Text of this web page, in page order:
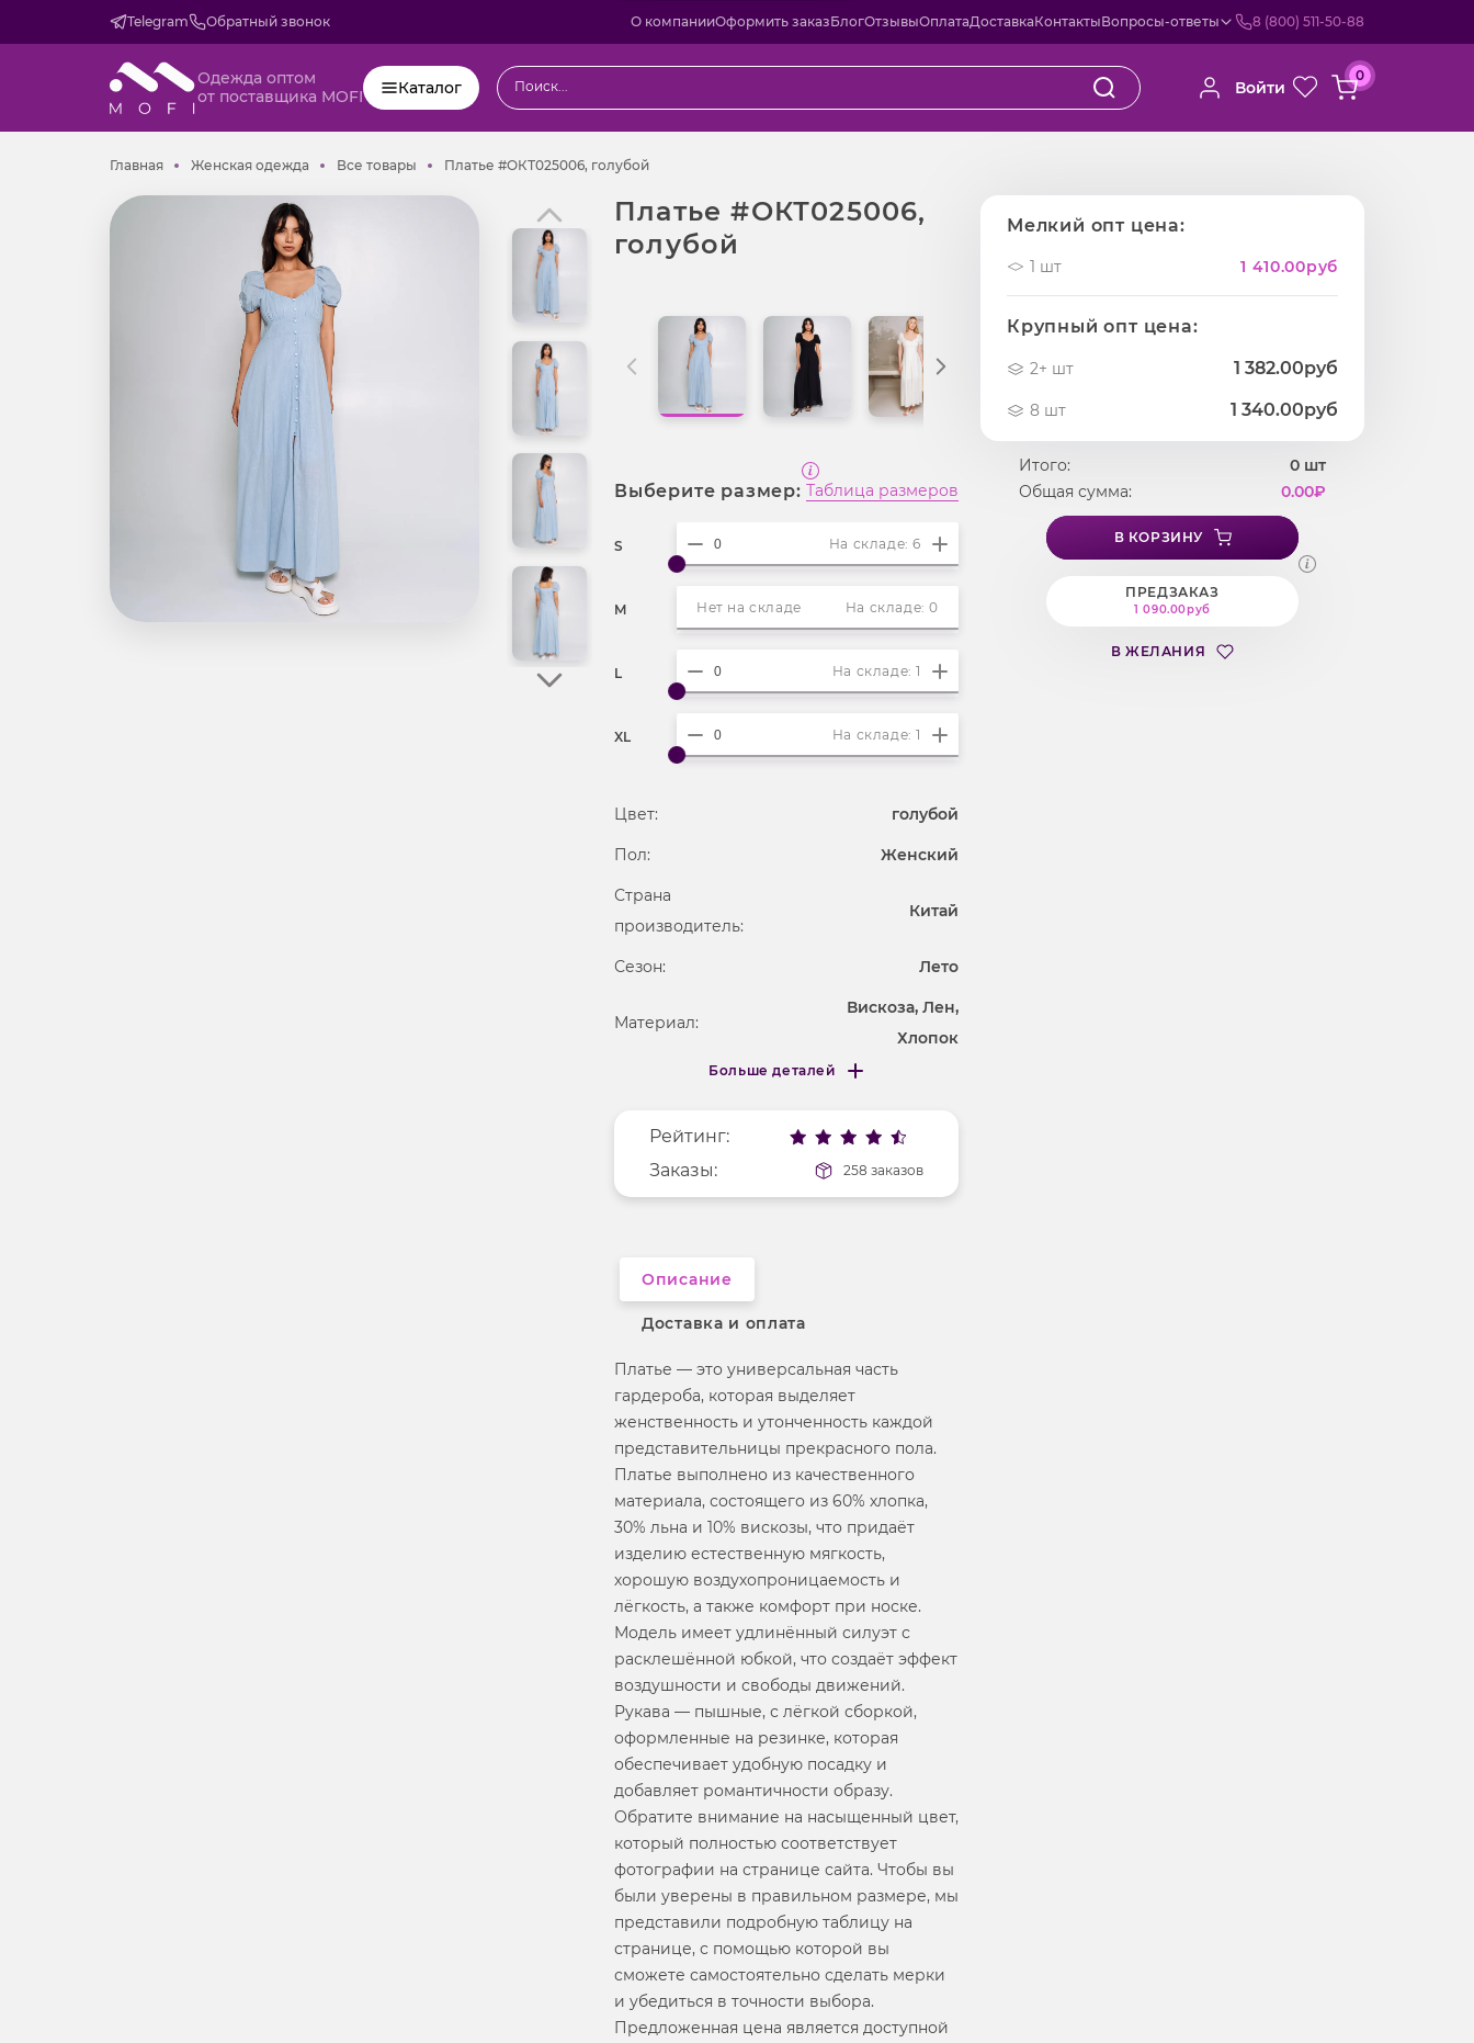
Telegram Обратный звонок О компанииОформить заказБлогОтзывыОплатаДоставкаКонтактыВопросы-ответы 8 (800) 511-50-88
Одежда оптом
от поставщика MOFI
Каталог Войти
0
ГлавнаяГлавнаяЖенская одежда Женская одежда
Все товары Все товары
Платье #ОКТ025006, голубойПлатье #ОКТ025006, голубой
Платье #ОКТ025006,
голубой
Выберите размер: Таблица размеров
S На складе: 6
M Нет на складе На складе: 0
L На складе: 1
XL На складе: 1
Цвет: голубой
Пол: Женский
Страна
производитель:
Китай
Сезон: Лето
Материал:
Вискоза, Лен,
Хлопок
удлененный
Фактура материала
Длина рукава короткие
Больше деталей
Меньше деталей
Рейтинг:
Заказы:
258 заказов
Описание
Доставка и оплата
Платье — это универсальная часть
гардероба, которая выделяет
женственность и утонченность каждой
представительницы прекрасного пола.
Платье выполнено из качественного
материала, состоящего из 60% хлопка,
30% льна и 10% вискозы, что придаёт
изделию естественную мягкость,
хорошую воздухопроницаемость и
лёгкость, а также комфорт при носке.
Модель имеет удлинённый силуэт с
расклешённой юбкой, что создаёт эффект
воздушности и свободы движений.
Рукава — пышные, с лёгкой сборкой,
оформленные на резинке, которая
обеспечивает удобную посадку и
добавляет романтичности образу.
Обратите внимание на насыщенный цвет,
который полностью соответствует
фотографии на странице сайта. Чтобы вы
были уверены в правильном размере, мы
представили подробную таблицу на
странице, с помощью которой вы
сможете самостоятельно сделать мерки
и убедиться в точности выбора.
Предложенная цена является доступной
Мелкий опт цена:
1 шт 1 410.00руб
Крупный опт цена:
2+ шт 1 382.00руб
8 шт 1 340.00руб
Итого: 0 шт
Общая сумма:
0.00₽
В КОРЗИНУ
ПРЕДЗАКАЗ
1 090.00руб
В ЖЕЛАНИЯ